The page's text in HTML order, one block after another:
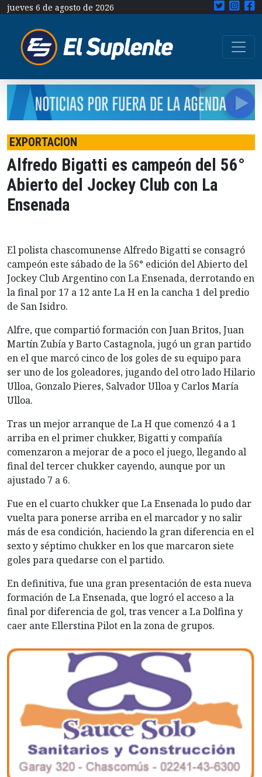
jueves 6 de agosto de 2026
EXPORTACION
Alfredo Bigatti es campeón del 56°
Abierto del Jockey Club con La
Ensenada
El polista chascomunense Alfredo Bigatti se consagró
campeón este sábado de la 56° edición del Abierto del
Jockey Club Argentino con La Ensenada, derrotando en
la final por 17 a 12 ante La H en la cancha 1 del predio
de San Isidro.
Alfre, que compartió formación con Juan Britos, Juan
Martín Zubía y Barto Castagnola, jugó un gran partido
en el que marcó cinco de los goles de su equipo para
ser uno de los goleadores, jugando del otro lado Hilario
Ulloa, Gonzalo Pieres, Salvador Ulloa y Carlos María
Ulloa.
Tras un mejor arranque de La H que comenzó 4 a 1
arriba en el primer chukker, Bigatti y compañía
comenzaron a mejorar de a poco el juego, llegando al
final del tercer chukker cayendo, aunque por un
ajustado 7 a 6.
Fue en el cuarto chukker que La Ensenada lo pudo dar
vuelta para ponerse arriba en el marcador y no salir
más de esa condición, haciendo la gran diferencia en el
sexto y séptimo chukker en los que marcaron siete
goles para quedarse con el partido.
En definitiva, fue una gran presentación de esta nueva
formación de La Ensenada, que logró el acceso a la
final por diferencia de gol, tras vencer a La Dolfina y
caer ante Ellerstina Pilot en la zona de grupos.